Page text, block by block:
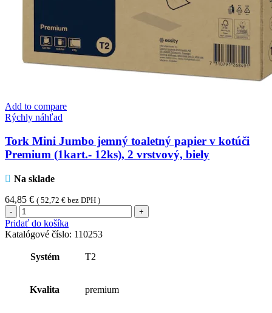
Add to compare
Rýchly náhľad
Tork Mini Jumbo jemný toaletný papier v kotúči
Premium (1kart.- 12ks), 2 vrstvový, biely
Na sklade
64,85 € ( 52,72 € bez DPH )
množstvo
Tork
Mini
Jumbo
jemný
toaletný
Pridať do košíka
Katalógové číslo: 110253
Systém T2
Kvalita premium